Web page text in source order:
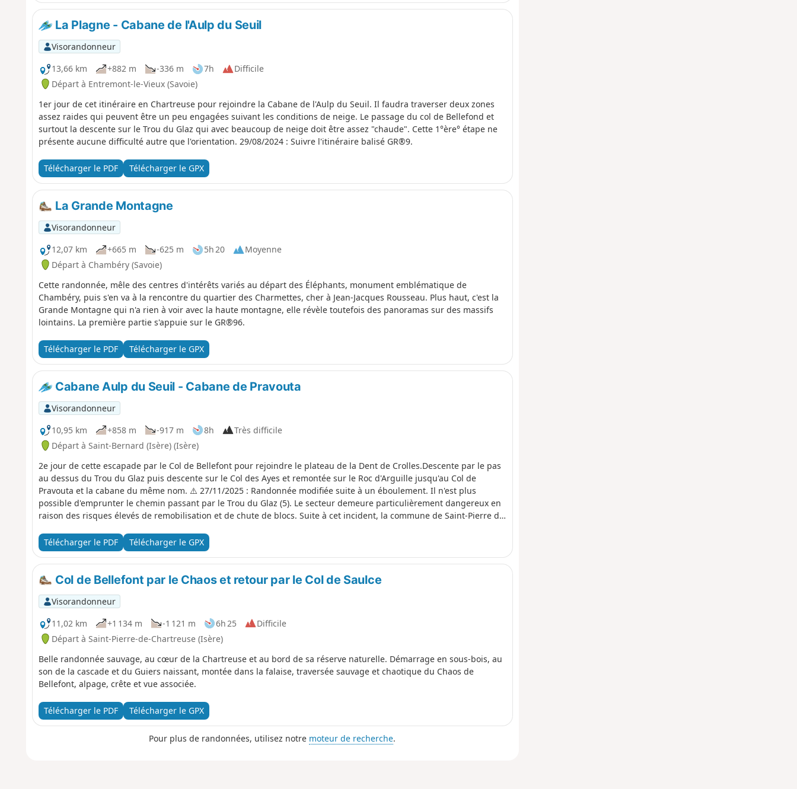
La Plagne - Cabane de l'Aulp du Seuil
Visorandonneur
13,66 km
+882 m -336 m 7h
Difficile
Départ à Entremont-le-Vieux (Savoie)
1er jour de cet itinéraire en Chartreuse pour rejoindre la Cabane de l'Aulp du Seuil. Il faudra traverser deux zones
assez raides qui peuvent être un peu engagées suivant les conditions de neige. Le passage du col de Bellefond et
surtout la descente sur le Trou du Glaz qui avec beaucoup de neige doit être assez "chaude". Cette 1°ère° étape ne
présente aucune difficulté autre que l'orientation. 29/08/2024 : Suivre l'itinéraire balisé GR®9.
Télécharger le PDF Télécharger le GPX
La Grande Montagne
Visorandonneur
12,07 km
+665 m -625 m 5h 20
Moyenne
Départ à Chambéry (Savoie)
Cette randonnée, mêle des centres d'intérêts variés au départ des Éléphants, monument emblématique de
Chambéry, puis s'en va à la rencontre du quartier des Charmettes, cher à Jean-Jacques Rousseau. Plus haut, c'est la
Grande Montagne qui n'a rien à voir avec la haute montagne, elle révèle toutefois des panoramas sur des massifs
lointains. La première partie s'appuie sur le GR®96.
Télécharger le PDF Télécharger le GPX
Cabane Aulp du Seuil - Cabane de Pravouta
Visorandonneur
10,95 km
+858 m -917 m 8h
Très difficile
Départ à Saint-Bernard (Isère) (Isère)
2e jour de cette escapade par le Col de Bellefont pour rejoindre le plateau de la Dent de Crolles.Descente par le pas
au dessus du Trou du Glaz puis descente sur le Col des Ayes et remontée sur le Roc d'Arguille jusqu'au Col de
Pravouta et la cabane du même nom. ⚠️ 27/11/2025 : Randonnée modifiée suite à un éboulement. Il n'est plus
possible d'emprunter le chemin passant par le Trou du Glaz (5). Le secteur demeure particulièrement dangereux en
raison des risques élevés de remobilisation et de chute de blocs. Suite à cet incident, la commune de Saint-Pierre de
rando). Pour une ascension de la Dent de Crolles, il est possible de passer l’itinéraire par le Pas de l’Oeille. Vous
pouvez également passer par les cascades du Guiers pour retrouver (A).
Télécharger le PDF Télécharger le GPX
Col de Bellefont par le Chaos et retour par le Col de Saulce
Visorandonneur
11,02 km
+1 134 m -1 121 m 6h 25
Difficile
Départ à Saint-Pierre-de-Chartreuse (Isère)
Belle randonnée sauvage, au cœur de la Chartreuse et au bord de sa réserve naturelle. Démarrage en sous-bois, au
son de la cascade et du Guiers naissant, montée dans la falaise, traversée sauvage et chaotique du Chaos de
Bellefont, alpage, crête et vue associée.
Télécharger le PDF Télécharger le GPX
Pour plus de randonnées, utilisez notre moteur de recherche.